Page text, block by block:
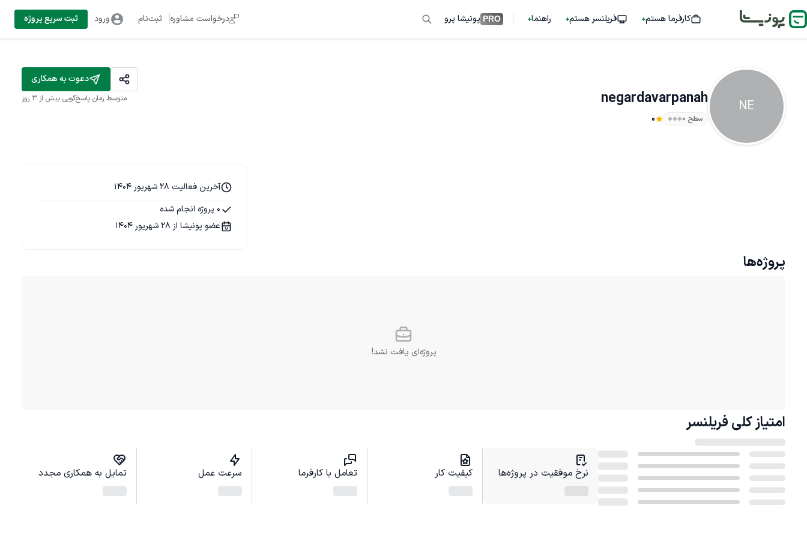
کارفرما هستم فریلنسر هستم راهنما PRO پونیشا پرو درخواست مشاوره ثبت‌نام ورود ثبت سریع پروژه
NE
negardavarpanah
سطح ۰ 0
دعوت به همکاری
متوسط زمان پاسخ‌گویی بیش از ۳ روز
آخرین فعالیت 28 شهریور 1404
0 پروژه انجام شده
عضو پونیشا از 28 شهریور 1404
پروژه‌ها
پروژه‌ای یافت نشد!
امتیاز کلی فریلنسر
نرخ موفقیت در پروژه‌ها کیفیت کار تعامل با کارفرما سرعت عمل تمایل به همکاری مجدد